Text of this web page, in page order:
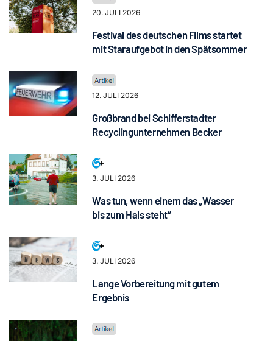
20. JULI 2026
Festival des deutschen Films startet
mit Staraufgebot in den Spätsommer
12. JULI 2026
Großbrand bei Schifferstadter
Recyclingunternehmen Becker
3. JULI 2026
Was tun, wenn einem das „Wasser
bis zum Hals steht“
3. JULI 2026
Lange Vorbereitung mit gutem
Ergebnis